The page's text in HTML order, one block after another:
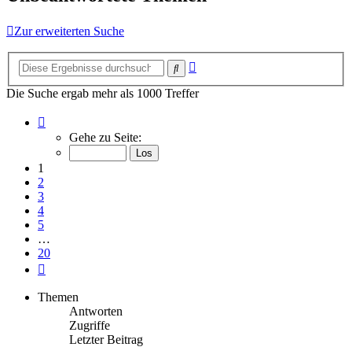
Zur erweiterten Suche
Suche
Die Suche ergab mehr als 1000 Treffer
von
Gehe zu Seite:
1
2
3
4
5
…
20
Themen
Antworten
Zugriffe
Letzter Beitrag